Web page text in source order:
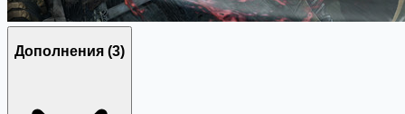
Дополнения (3)